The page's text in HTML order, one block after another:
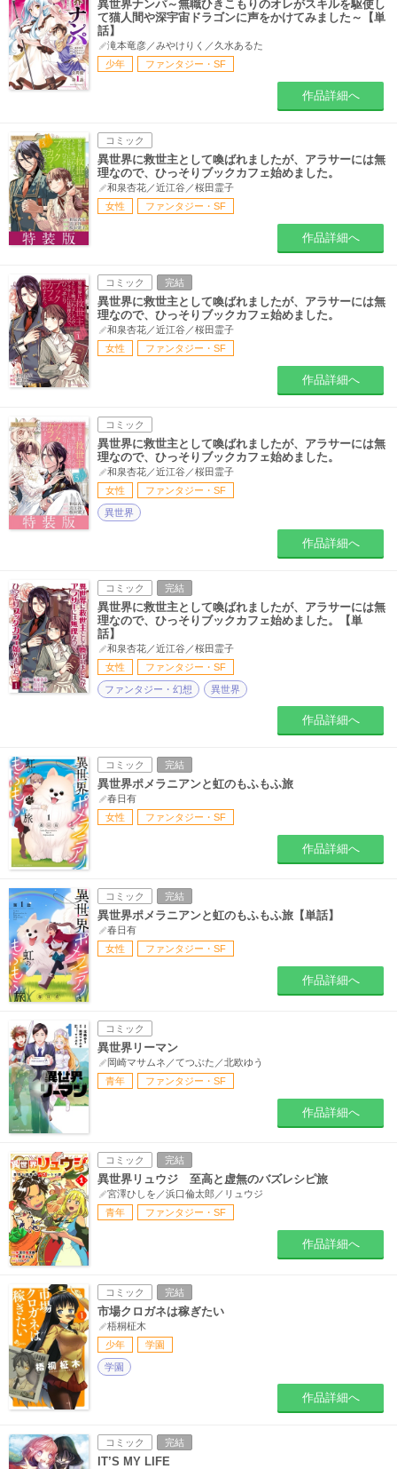
異世界ナンパ～無職ひきこもりのオレがスキルを駆使し
て猫人間や深宇宙ドラゴンに声をかけてみました～【単
話】
滝本竜彦／みやけりく／久水あるた
少年
ファンタジー・SF
作品詳細へ
コミック
異世界に救世主として喚ばれましたが、アラサーには無
理なので、ひっそりブックカフェ始めました。
和泉杏花／近江谷／桜田霊子
女性
ファンタジー・SF
作品詳細へ
コミック 完結
異世界に救世主として喚ばれましたが、アラサーには無
理なので、ひっそりブックカフェ始めました。
和泉杏花／近江谷／桜田霊子
女性
ファンタジー・SF
作品詳細へ
コミック
異世界に救世主として喚ばれましたが、アラサーには無
理なので、ひっそりブックカフェ始めました。
和泉杏花／近江谷／桜田霊子
女性
ファンタジー・SF
異世界
作品詳細へ
コミック 完結
異世界に救世主として喚ばれましたが、アラサーには無
理なので、ひっそりブックカフェ始めました。【単
話】
和泉杏花／近江谷／桜田霊子
女性
ファンタジー・SF
ファンタジー・幻想 異世界
作品詳細へ
コミック 完結
異世界ポメラニアンと虹のもふもふ旅
春日有
女性
ファンタジー・SF
作品詳細へ
コミック 完結
異世界ポメラニアンと虹のもふもふ旅【単話】
春日有
女性
ファンタジー・SF
作品詳細へ
コミック
異世界リーマン
岡崎マサムネ／てつぶた／北欧ゆう
青年
ファンタジー・SF
作品詳細へ
コミック 完結
異世界リュウジ 至高と虚無のバズレシピ旅
宮澤ひしを／浜口倫太郎／リュウジ
青年
ファンタジー・SF
作品詳細へ
コミック 完結
市場クロガネは稼ぎたい
梧桐柾木
少年
学園
学園
作品詳細へ
コミック 完結
IT’S MY LIFE